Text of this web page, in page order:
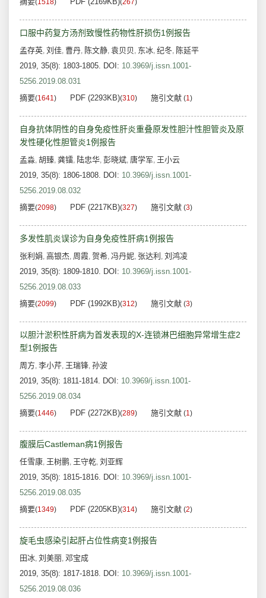
(1518) (267)
口服中药复方汤剂致慢性药物性肝损伤1例报告
孟存英, 刘佳, 曹丹, 陈文静, 袁贝贝 , 东冰, 纪冬, 陈延平
2019, 35(8): 1803-1805. DOI: 10.3969/j.issn.1001-
5256.2019.08.031
摘要(1641) PDF (2293KB)(310) 施引文献 (1)
自身抗体阴性的自身免疫性肝炎重叠原发性胆汁性胆管炎及原
发性硬化性胆管炎1例报告
孟淼, 胡臻, 龚镭, 陆忠华, 彭晓斌, 唐学军, 王小云
2019, 35(8): 1806-1808. DOI: 10.3969/j.issn.1001-
5256.2019.08.032
摘要(2098) PDF (2217KB)(327) 施引文献 (3)
多发性肌炎误诊为自身免疫性肝病1例报告
张利娟, 高银杰, 周霞, 贺希, 冯丹妮, 张达利 , 刘鸿凌
2019, 35(8): 1809-1810. DOI: 10.3969/j.issn.1001-
5256.2019.08.033
摘要(2099) PDF (1992KB)(312) 施引文献 (3)
以胆汁淤积性肝病为首发表现的X-连锁淋巴细胞异常增生症2
型1例报告
周方, 李小芹, 王瑞锋, 孙波
2019, 35(8): 1811-1814. DOI: 10.3969/j.issn.1001-
5256.2019.08.034
摘要(1446) PDF (2272KB)(289) 施引文献 (1)
腹膜后Castleman病1例报告
任雪康, 王树鹏, 王守乾, 刘亚辉
2019, 35(8): 1815-1816. DOI: 10.3969/j.issn.1001-
5256.2019.08.035
摘要(1349) PDF (2205KB)(314) 施引文献 (2)
旋毛虫感染引起肝占位性病变1例报告
田冰, 刘美丽, 邓宝成
2019, 35(8): 1817-1818. DOI: 10.3969/j.issn.1001-
5256.2019.08.036